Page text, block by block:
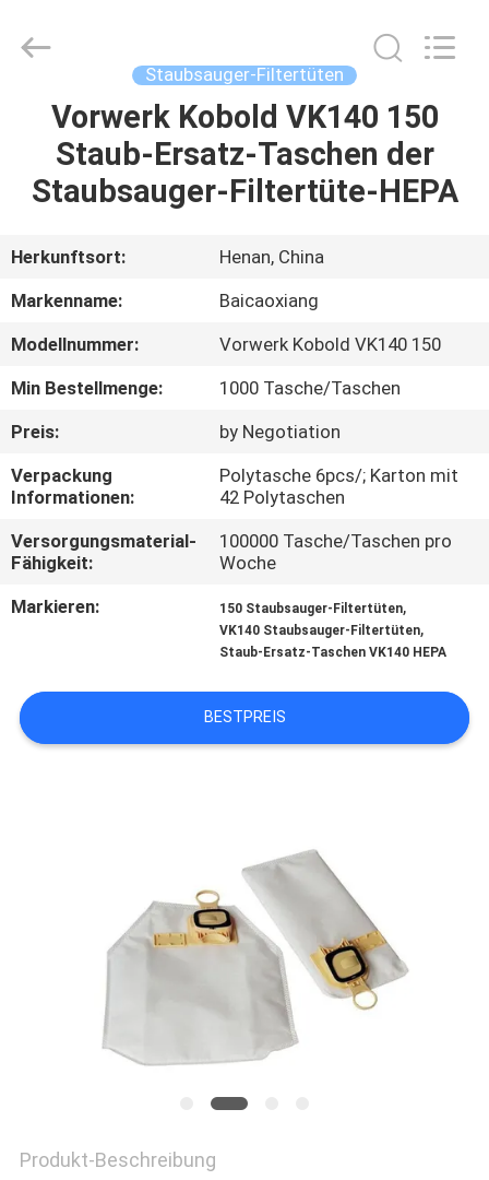
HAUS
PRODUKTE
ÜBER
UNS
FABRIK-
AUSFLUG
QUALITÄTSKONTROLLE
TRETEN
SIE
MIT
IN
VERBINDUNG
PRIVACY
Rights
Staubsauger-Filtertüten
Vorwerk Kobold VK140 150
Staub-Ersatz-Taschen der
Staubsauger-Filtertüte-HEPA
Herkunftsort:
Henan, China
Markenname:
Baicaoxiang
Modellnummer:
Vorwerk Kobold VK140 150
Min Bestellmenge:
1000 Tasche/Taschen
Preis:
by Negotiation
Verpackung
Informationen:
Polytasche 6pcs/; Karton mit
42 Polytaschen
Versorgungsmaterial-
Fähigkeit:
100000 Tasche/Taschen pro
Woche
Markieren:
150 Staubsauger-Filtertüten,
VK140 Staubsauger-Filtertüten,
Staub-Ersatz-Taschen VK140 HEPA
BESTPREIS
Produkt-Beschreibung